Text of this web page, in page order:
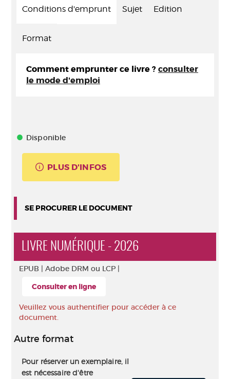
Conditions d'emprunt Sujet Edition
Format
Comment emprunter ce livre ? consulter
le mode d'emploi
Disponible
PLUS D'INFOS
SE PROCURER LE DOCUMENT
LIVRE NUMÉRIQUE - 2026
EPUB | Adobe DRM ou LCP |
Consulter en ligne
Veuillez vous authentifier pour accéder à ce
document.
Autre format
Pour réserver un exemplaire, il
est nécessaire d'être